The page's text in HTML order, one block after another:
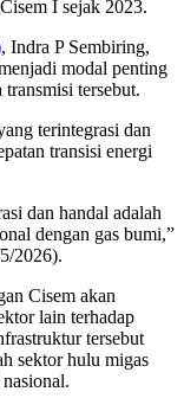
I sejak 2023.
, Indra P Sembiring,
modal penting
tersebut.
terintegrasi dan
transisi energi
dan handal adalah
dengan gas bumi,”
2026).
Cisem akan
lain terhadap
tersebut
sektor hulu migas